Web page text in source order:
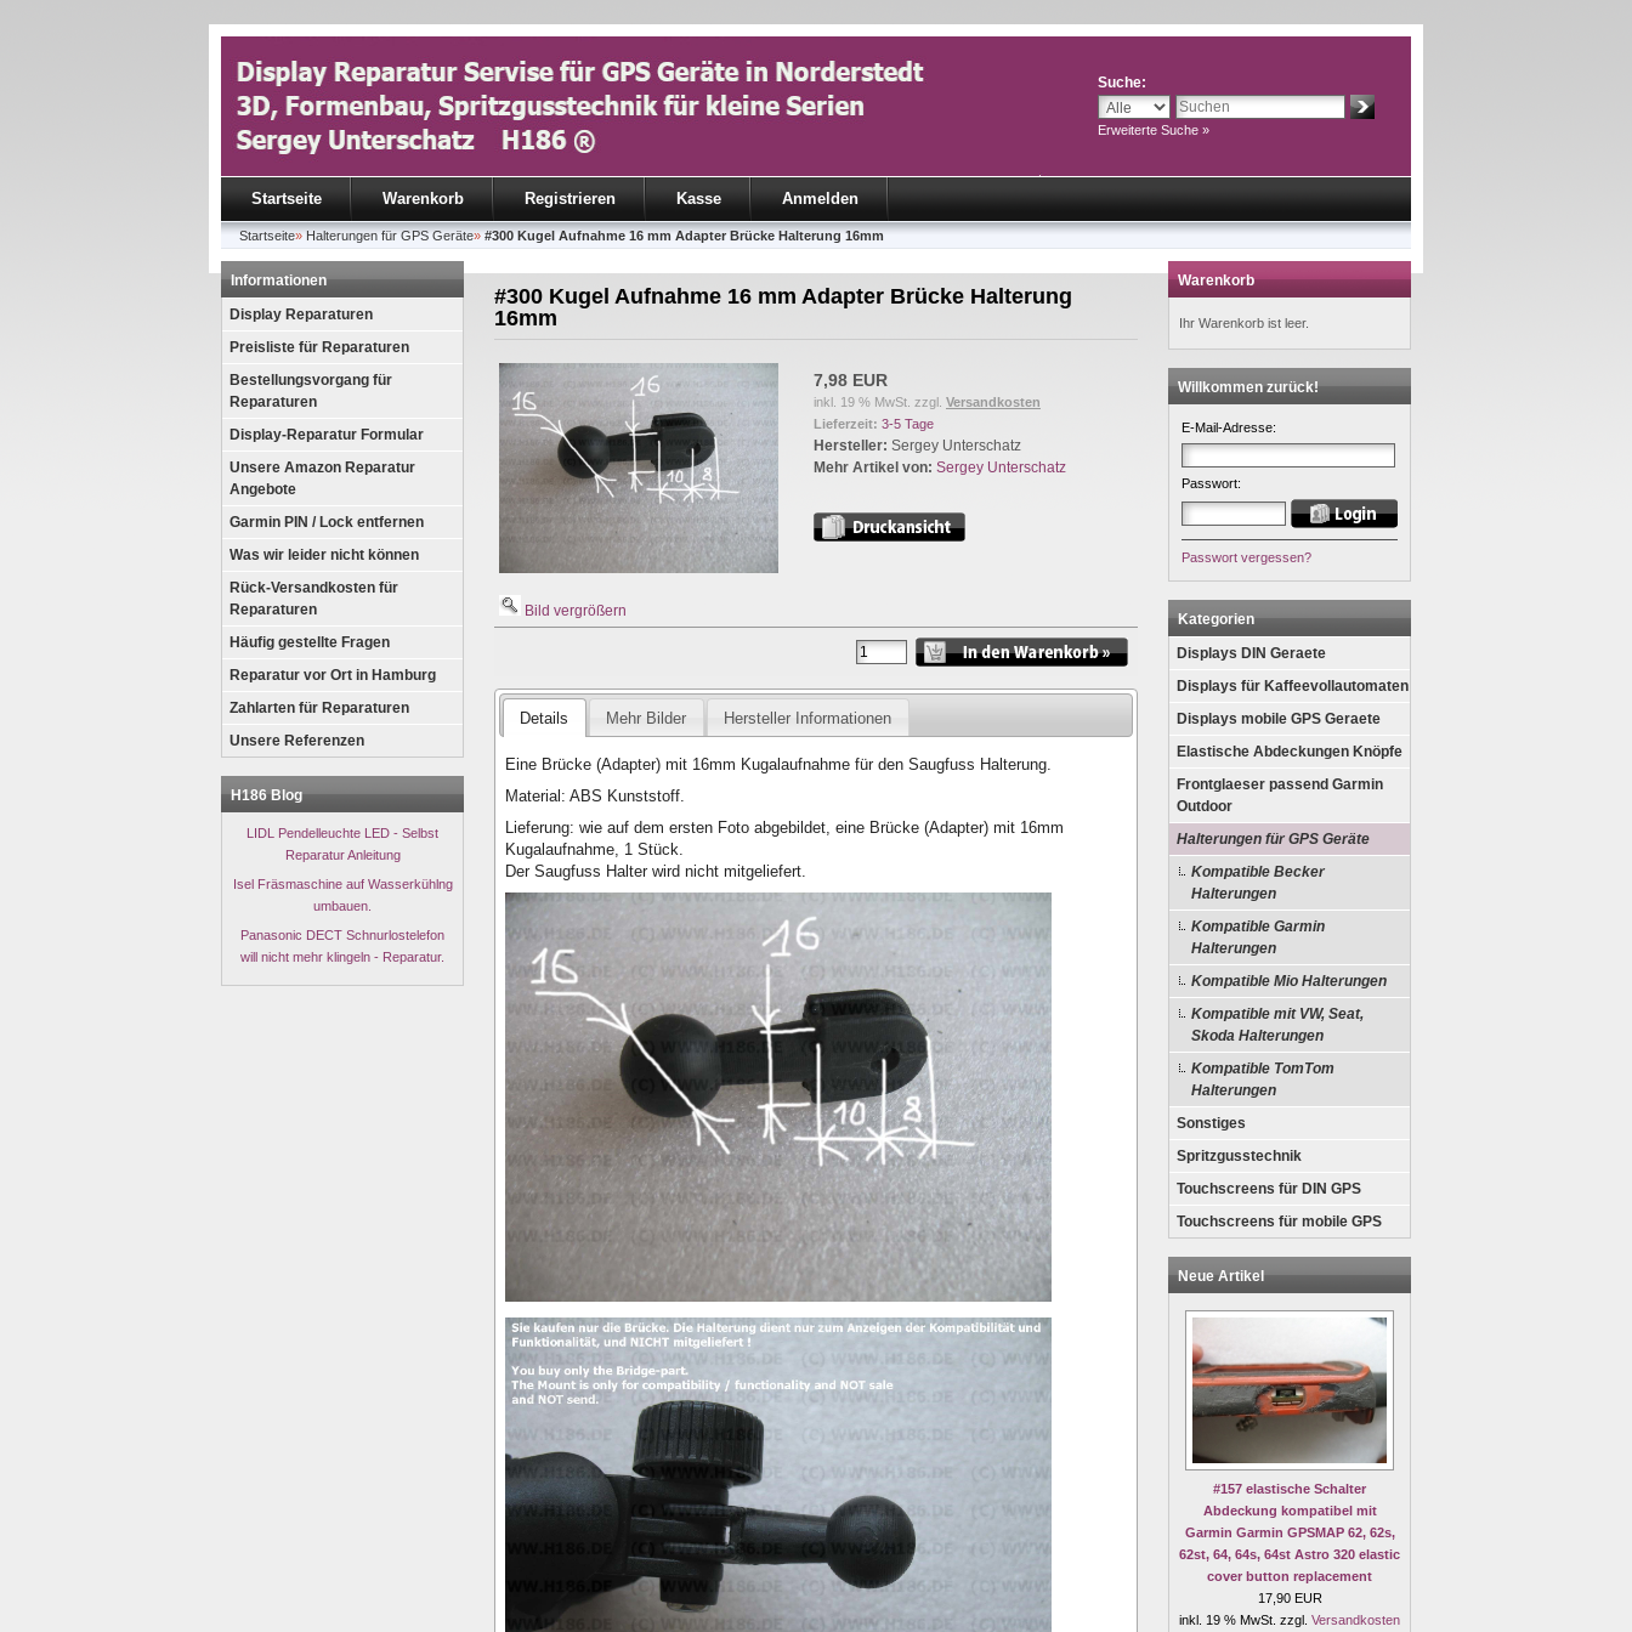
Suche:
Erweiterte Suche »
Startseite Warenkorb Registrieren Kasse Anmelden
Startseite» Halterungen für GPS Geräte» #300 Kugel Aufnahme 16 mm Adapter Brücke Halterung 16mm
Informationen
Display Reparaturen
Preisliste für Reparaturen
Bestellungsvorgang für
Reparaturen
Display-Reparatur Formular
Unsere Amazon Reparatur
Angebote
Garmin PIN / Lock entfernen
Was wir leider nicht können
Rück-Versandkosten für
Reparaturen
Häufig gestellte Fragen
Reparatur vor Ort in Hamburg
Zahlarten für Reparaturen
Unsere Referenzen
H186 Blog
LIDL Pendelleuchte LED - Selbst
Reparatur Anleitung
Isel Fräsmaschine auf Wasserkühlng
umbauen.
Panasonic DECT Schnurlostelefon
will nicht mehr klingeln - Reparatur.
#300 Kugel Aufnahme 16 mm Adapter Brücke Halterung
16mm
Bild vergrößern
7,98 EUR
inkl. 19 % MwSt. zzgl. Versandkosten
Lieferzeit: 3-5 Tage
Hersteller: Sergey Unterschatz
Mehr Artikel von: Sergey Unterschatz
Details Mehr Bilder Hersteller Informationen
Eine Brücke (Adapter) mit 16mm Kugalaufnahme für den Saugfuss Halterung.
Material: ABS Kunststoff.
Lieferung: wie auf dem ersten Foto abgebildet, eine Brücke (Adapter) mit 16mm
Kugalaufnahme, 1 Stück.
Der Saugfuss Halter wird nicht mitgeliefert.
Warenkorb
Ihr Warenkorb ist leer.
Willkommen zurück!
E-Mail-Adresse:
Passwort:
Passwort vergessen?
Kategorien
Displays DIN Geraete
Displays für Kaffeevollautomaten
Displays mobile GPS Geraete
Elastische Abdeckungen Knöpfe
Frontglaeser passend Garmin
Outdoor
Halterungen für GPS Geräte
Kompatible Becker
Halterungen
Kompatible Garmin
Halterungen
Kompatible Mio Halterungen
Kompatible mit VW, Seat,
Skoda Halterungen
Kompatible TomTom
Halterungen
Sonstiges
Spritzgusstechnik
Touchscreens für DIN GPS
Touchscreens für mobile GPS
Neue Artikel
#157 elastische Schalter
Abdeckung kompatibel mit
Garmin Garmin GPSMAP 62, 62s,
62st, 64, 64s, 64st Astro 320 elastic
cover button replacement
17,90 EUR
inkl. 19 % MwSt. zzgl. Versandkosten